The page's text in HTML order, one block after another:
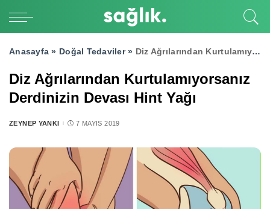
Anasayfa » Doğal Tedaviler» Diz Ağrılarından Kurtulamıyorsanız Derdinizin Devası Hint Yağı
Diz Ağrılarından Kurtulamıyorsanız
Derdinizin Devası Hint Yağı
POSTED
ZEYNEP YANKI 7 MAYIS 2019